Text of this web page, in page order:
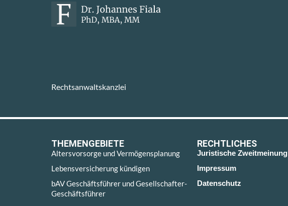
Rechtsanwaltskanzlei
THEMENGEBIETE
Altersvorsorge und Vermögensplanung
Lebensversicherung kündigen
bAV Geschäftsführer und Gesellschafter-
Geschäftsführer
RECHTLICHES
Juristische Zweitmeinung
Impressum
Datenschutz